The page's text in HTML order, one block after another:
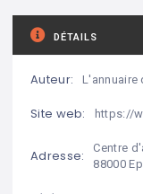
DÉTAILS
Auteur: L'annuaire
Site web: https://
Adresse:
Centre
88000